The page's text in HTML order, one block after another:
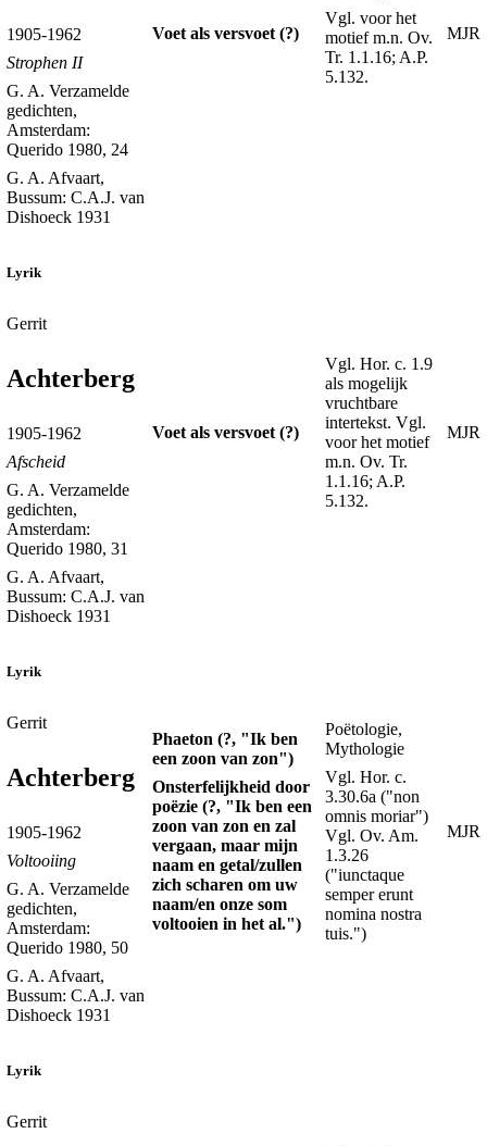
1905-1962
Strophen II
G. A. Verzamelde
gedichten,
Amsterdam:
Querido 1980, 24
G. A. Afvaart,
Bussum: C.A.J. van
Dishoeck 1931
Voet als versvoet (?)
Vgl. voor het
motief m.n. Ov.
Tr. 1.1.16; A.P.
5.132.
MJR
Lyrik
Gerrit
Achterberg
1905-1962
Afscheid
G. A. Verzamelde
gedichten,
Amsterdam:
Querido 1980, 31
G. A. Afvaart,
Bussum: C.A.J. van
Dishoeck 1931
Voet als versvoet (?)
Vgl. Hor. c. 1.9
als mogelijk
vruchtbare
intertekst. Vgl.
voor het motief
m.n. Ov. Tr.
1.1.16; A.P.
5.132.
MJR
Lyrik
Gerrit
Achterberg
1905-1962
Voltooiing
G. A. Verzamelde
gedichten,
Amsterdam:
Querido 1980, 50
G. A. Afvaart,
Bussum: C.A.J. van
Dishoeck 1931
Phaeton (?, "Ik ben
een zoon van zon")
Onsterfelijkheid door
poëzie (?, "Ik ben een
zoon van zon en zal
vergaan, maar mijn
naam en getal/zullen
zich scharen om uw
naam/en onze som
voltooien in het al.")
Poëtologie,
Mythologie
Vgl. Hor. c.
3.30.6a ("non
omnis moriar")
Vgl. Ov. Am.
1.3.26
("iunctaque
semper erunt
nomina nostra
tuis.")
MJR
Lyrik
Gerrit